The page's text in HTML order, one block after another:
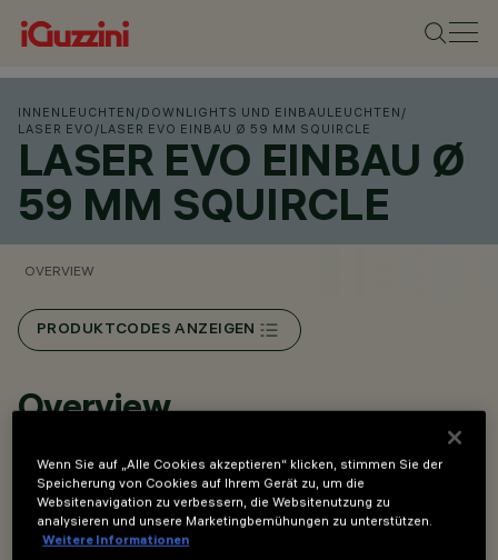
INNENLEUCHTEN /DOWNLIGHTS UND EINBAULEUCHTEN /
LASER EVO /LASER EVO EINBAU Ø 59 MM SQUIRCLE
LASER EVO EINBAU Ø
59 MM SQUIRCLE
OVERVIEW
PRODUKTCODES ANZEIGEN
Overview
Oberes konisches Raster kombiniert mit unterer
Squircle-Geometrie, für eine optimierte
Luminanzkontrolle und eine weiche, gleichmäßige
Wenn Sie auf „Alle Cookies akzeptieren“ klicken, stimmen Sie der
Speicherung von Cookies auf Ihrem Gerät zu, um die
Websitenavigation zu verbessern, die Websitenutzung zu
analysieren und unsere Marketingbemühungen zu unterstützen.
Weitere Informationen